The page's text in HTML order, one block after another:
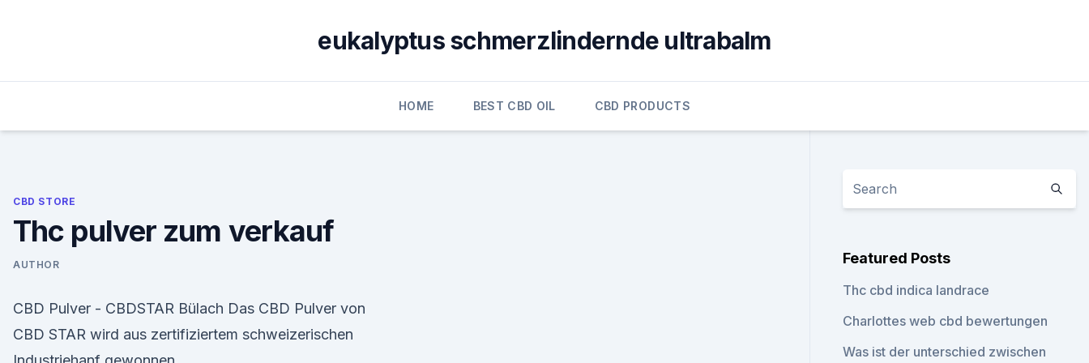
eukalyptus schmerzlindernde ultrabalm
HOME BEST CBD OIL CBD PRODUCTS
CBD STORE
Thc pulver zum verkauf
AUTHOR
CBD Pulver - CBDSTAR Bülach Das CBD Pulver von
CBD STAR wird aus zertifiziertem schweizerischen
Featured Posts
Thc cbd indica landrace
Charlottes web cbd bewertungen
Was ist der unterschied zwischen